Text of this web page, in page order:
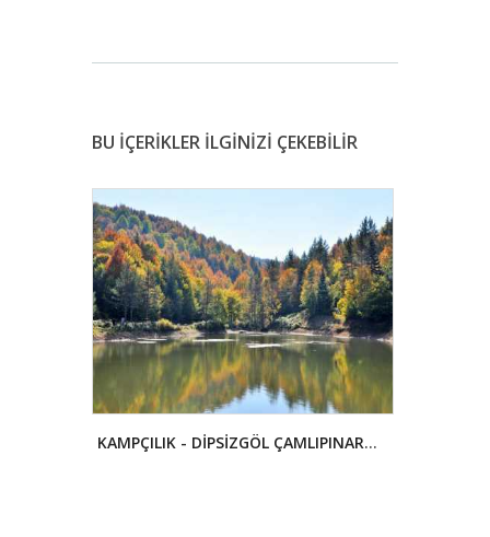
BU İÇERİKLER İLGİNİZİ ÇEKEBİLİR
KAMPÇILIK - DİPSİZGÖL ÇAMLIPINAR GÖLETİ